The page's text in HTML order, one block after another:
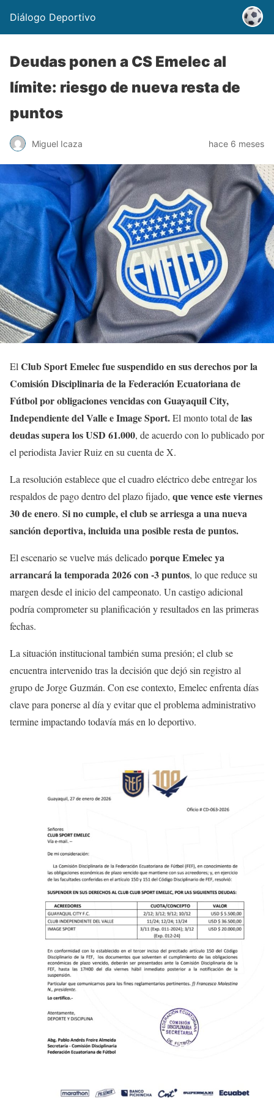
Diálogo Deportivo
Deudas ponen a CS Emelec al
límite: riesgo de nueva resta de
puntos
Miguel Icaza hace 6 meses
El Club Sport Emelec fue suspendido en sus derechos por la
Comisión Disciplinaria de la Federación Ecuatoriana de
Fútbol por obligaciones vencidas con Guayaquil City,
Independiente del Valle e Image Sport.El monto total delas
deudas supera los USD 61.000, de acuerdo con lo publicado por
el periodista Javier Ruiz en su cuenta de X.
La resolución establece que el cuadro eléctrico debe entregar los
respaldos de pago dentro del plazo fijado, que vence este viernes
30 de enero. Si no cumple, el club se arriesga a una nueva
sanción deportiva, incluida una posible resta de puntos.
El escenario se vuelve más delicadoporque Emelec ya
arrancará la temporada 2026 con -3 puntos, lo que reduce su
margen desde el inicio del campeonato. Un castigo adicional
podría comprometer su planificación y resultados en las primeras
fechas.
La situación institucional también suma presión; el club se
encuentra intervenido tras la decisión que dejó sin registro al
grupo de Jorge Guzmán. Con ese contexto, Emelec enfrenta días
clave para ponerse al día y evitar que el problema administrativo
termine impactando todavía más en lo deportivo.